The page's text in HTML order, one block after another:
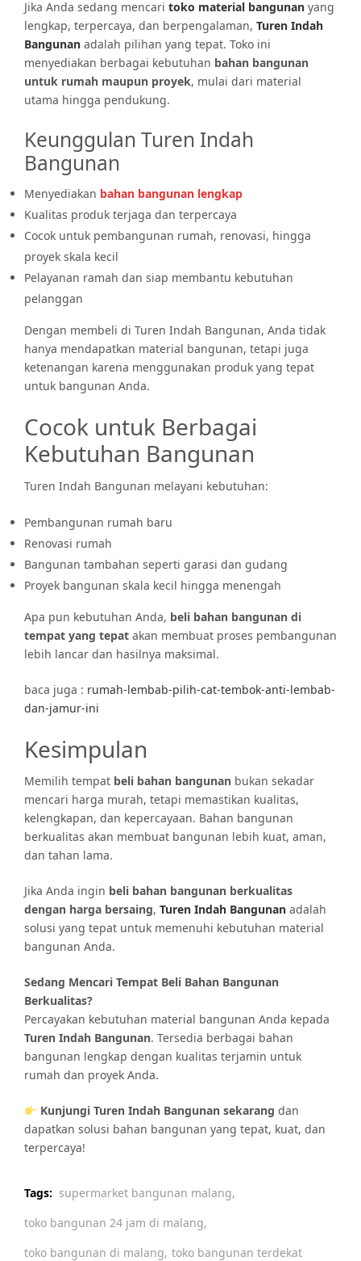
Jika Anda sedang mencari toko material bangunan yang
lengkap, terpercaya, dan berpengalaman, Turen Indah
Bangunan adalah pilihan yang tepat. Toko ini
menyediakan berbagai kebutuhan bahan bangunan
untuk rumah maupun proyek, mulai dari material
utama hingga pendukung.
Keunggulan Turen Indah
Bangunan
Menyediakan bahan bangunan lengkap
Kualitas produk terjaga dan terpercaya
Cocok untuk pembangunan rumah, renovasi, hingga
proyek skala kecil
Pelayanan ramah dan siap membantu kebutuhan
pelanggan
Dengan membeli di Turen Indah Bangunan, Anda tidak
hanya mendapatkan material bangunan, tetapi juga
ketenangan karena menggunakan produk yang tepat
untuk bangunan Anda.
Cocok untuk Berbagai
Kebutuhan Bangunan
Turen Indah Bangunan melayani kebutuhan:
Pembangunan rumah baru
Renovasi rumah
Bangunan tambahan seperti garasi dan gudang
Proyek bangunan skala kecil hingga menengah
Apa pun kebutuhan Anda, beli bahan bangunan di
tempat yang tepat akan membuat proses pembangunan
lebih lancar dan hasilnya maksimal.
baca juga : rumah-lembab-pilih-cat-tembok-anti-lembab-
dan-jamur-ini
Kesimpulan
Memilih tempat beli bahan bangunan bukan sekadar
mencari harga murah, tetapi memastikan kualitas,
kelengkapan, dan kepercayaan. Bahan bangunan
berkualitas akan membuat bangunan lebih kuat, aman,
dan tahan lama.
Jika Anda ingin beli bahan bangunan berkualitas
dengan harga bersaing, Turen Indah Bangunan adalah
solusi yang tepat untuk memenuhi kebutuhan material
bangunan Anda.
Sedang Mencari Tempat Beli Bahan Bangunan
Berkualitas?
Percayakan kebutuhan material bangunan Anda kepada
Turen Indah Bangunan. Tersedia berbagai bahan
bangunan lengkap dengan kualitas terjamin untuk
rumah dan proyek Anda.
Kunjungi Turen Indah Bangunan sekarang dan
dapatkan solusi bahan bangunan yang tepat, kuat, dan
terpercaya!
Tags: supermarket bangunan malang,
toko bangunan 24 jam di malang,
toko bangunan di malang, toko bangunan terdekat